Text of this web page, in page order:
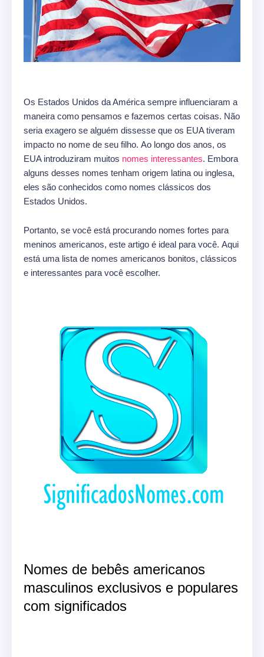
Os Estados Unidos da América sempre influenciaram a
maneira como pensamos e fazemos certas coisas. Não
seria exagero se alguém dissesse que os EUA tiveram
impacto no nome de seu filho. Ao longo dos anos, os
EUA introduziram muitos nomes interessantes. Embora
alguns desses nomes tenham origem latina ou inglesa,
eles são conhecidos como nomes clássicos dos
Estados Unidos.
Portanto, se você está procurando nomes fortes para
meninos americanos, este artigo é ideal para você. Aqui
está uma lista de nomes americanos bonitos, clássicos
e interessantes para você escolher.
Nomes de bebês americanos
masculinos exclusivos e populares
com significados